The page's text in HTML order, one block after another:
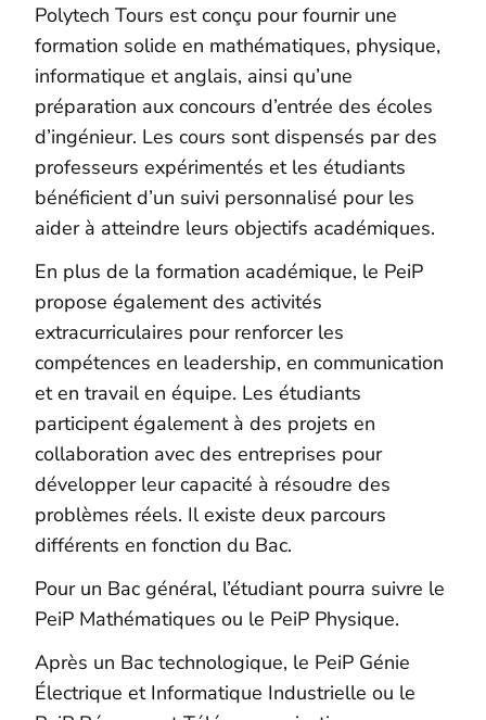
Polytech Tours est conçu pour fournir une
formation solide en mathématiques, physique,
informatique et anglais, ainsi qu’une
préparation aux concours d’entrée des écoles
d’ingénieur. Les cours sont dispensés par des
professeurs expérimentés et les étudiants
bénéficient d’un suivi personnalisé pour les
aider à atteindre leurs objectifs académiques.
En plus de la formation académique, le PeiP
propose également des activités
extracurriculaires pour renforcer les
compétences en leadership, en communication
et en travail en équipe. Les étudiants
participent également à des projets en
collaboration avec des entreprises pour
développer leur capacité à résoudre des
problèmes réels. Il existe deux parcours
différents en fonction du Bac.
Pour un Bac général, l’étudiant pourra suivre le
PeiP Mathématiques ou le PeiP Physique.
Après un Bac technologique, le PeiP Génie
Électrique et Informatique Industrielle ou le